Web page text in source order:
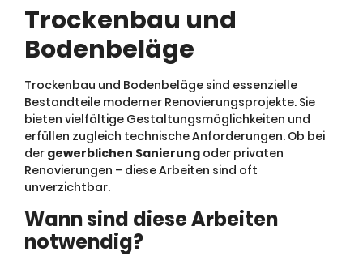
Trockenbau und
Bodenbeläge
Trockenbau und Bodenbeläge sind essenzielle
Bestandteile moderner Renovierungsprojekte. Sie
bieten vielfältige Gestaltungsmöglichkeiten und
erfüllen zugleich technische Anforderungen. Ob bei
der gewerblichen Sanierung oder privaten
Renovierungen – diese Arbeiten sind oft
unverzichtbar.
Wann sind diese Arbeiten
notwendig?